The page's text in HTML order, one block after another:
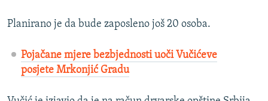
SVE KARTE DEJTONA
NASTANAK I RASPAD JUGOSLAVIJE
Planirano je da bude zaposleno još 20 osoba.
Pojačane mjere bezbjednosti uoči Vučićeve
posjete Mrkonjić Gradu